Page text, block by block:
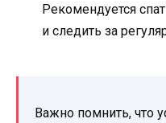
Рекомендуется
и следить за
Важно помнить, что